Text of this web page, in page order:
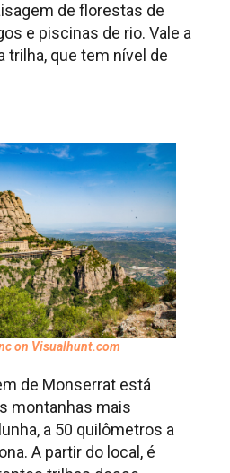
de florestas de
e piscinas de rio. Vale a
trilha, que tem nível de
on Visualhunt.com
de Monserrat está
montanhas mais
a 50 quilômetros a
A partir do local, é